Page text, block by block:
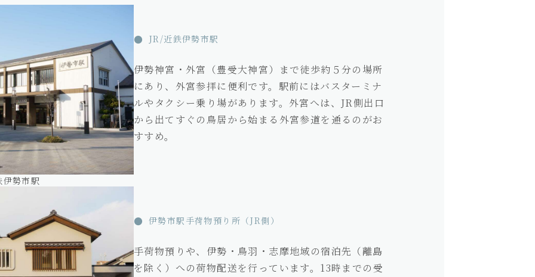
伊勢市駅
JR/近鉄伊勢市駅
伊勢神宮・外宮（豊受大神宮）まで徒歩約５分の場所
にあり、外宮参拝に便利です。駅前にはバスターミナ
ルやタクシー乗り場があります。外宮へは、JR側出口
から出てすぐの鳥居から始まる外宮参道を通るのがお
すすめ。
伊勢市駅手荷物預り所（JR側）
手荷物預りや、伊勢・鳥羽・志摩地域の宿泊先（離島
を除く）への荷物配送を行っています。13時までの受